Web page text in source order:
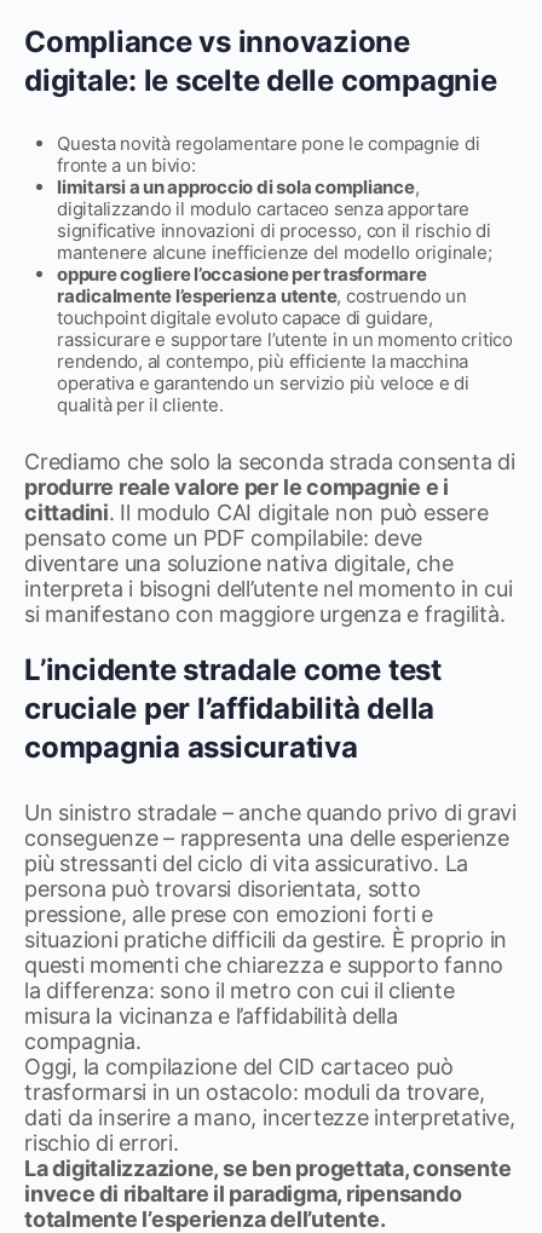
Compliance vs innovazione
digitale: le scelte delle compagnie
Questa novità regolamentare pone le compagnie di
fronte a un bivio:
limitarsi a un approccio di sola compliance,
digitalizzando il modulo cartaceo senza apportare
significative innovazioni di processo, con il rischio di
mantenere alcune inefficienze del modello originale;
oppure cogliere l’occasione per trasformare
radicalmente l’esperienza utente, costruendo un
touchpoint digitale evoluto capace di guidare,
rassicurare e supportare l’utente in un momento critico
rendendo, al contempo, più efficiente la macchina
operativa e garantendo un servizio più veloce e di
qualità per il cliente.
Crediamo che solo la seconda strada consenta di
produrre reale valore per le compagnie e i
cittadini. Il modulo CAI digitale non può essere
pensato come un PDF compilabile: deve
diventare una soluzione nativa digitale, che
interpreta i bisogni dell’utente nel momento in cui
si manifestano con maggiore urgenza e fragilità.
L’incidente stradale come test
cruciale per l’affidabilità della
compagnia assicurativa
Un sinistro stradale – anche quando privo di gravi
conseguenze – rappresenta una delle esperienze
più stressanti del ciclo di vita assicurativo. La
persona può trovarsi disorientata, sotto
pressione, alle prese con emozioni forti e
situazioni pratiche difficili da gestire. È proprio in
questi momenti che chiarezza e supporto fanno
la differenza: sono il metro con cui il cliente
misura la vicinanza e l’affidabilità della
compagnia.
Oggi, la compilazione del CID cartaceo può
trasformarsi in un ostacolo: moduli da trovare,
dati da inserire a mano, incertezze interpretative,
rischio di errori.
La digitalizzazione, se ben progettata, consente
invece di ribaltare il paradigma, ripensando
totalmente l’esperienza dell’utente.